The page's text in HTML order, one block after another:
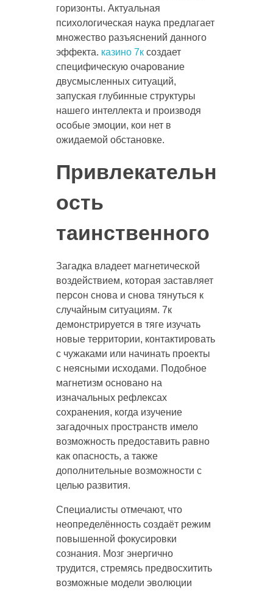
горизонты. Актуальная
психологическая наука предлагает
множество разъяснений данного
эффекта. казино 7ксоздает
специфическую очарование
двусмысленных ситуаций,
запуская глубинные структуры
нашего интеллекта и производя
особые эмоции, кои нет в
ожидаемой обстановке.
Привлекательн
ость
таинственного
Загадка владеет магнетической
воздействием, которая заставляет
персон снова и снова тянуться к
случайным ситуациям. 7к
демонстрируется в тяге изучать
новые территории, контактировать
с чужаками или начинать проекты
с неясными исходами. Подобное
магнетизм основано на
изначальных рефлексах
сохранения, когда изучение
загадочных пространств имело
возможность предоставить равно
как опасность, а также
дополнительные возможности с
целью развития.
Специалисты отмечают, что
неопределённость создаёт режим
повышенной фокусировки
сознания. Мозг энергично
трудится, стремясь предвосхитить
возможные модели эволюции